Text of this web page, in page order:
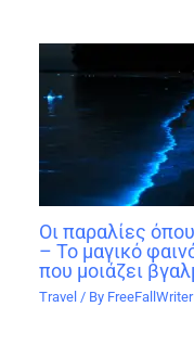
Οι παραλίες
– Το μαγικό
που μοιάζει
Travel / By